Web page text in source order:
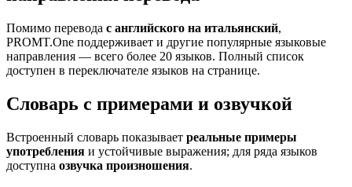
Помимо перевода с английского на итальянский,
PROMT.One поддерживает и другие популярные языковые
направления — всего более 20 языков. Полный список
доступен в переключателе языков на странице.
Словарь с примерами и озвучкой
Встроенный словарь показывает реальные примеры
употребления и устойчивые выражения; для ряда языков
доступна озвучка произношения.